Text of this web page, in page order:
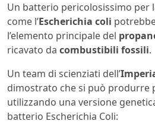
Un batterio pericolosissimo per
come l’Escherichia coli
l’elemento principale del
ricavato da combustibili fossili.
Un team di scienziati dell’
dimostrato che si può produrre
utilizzando una versione
batterio Escherichia Coli: